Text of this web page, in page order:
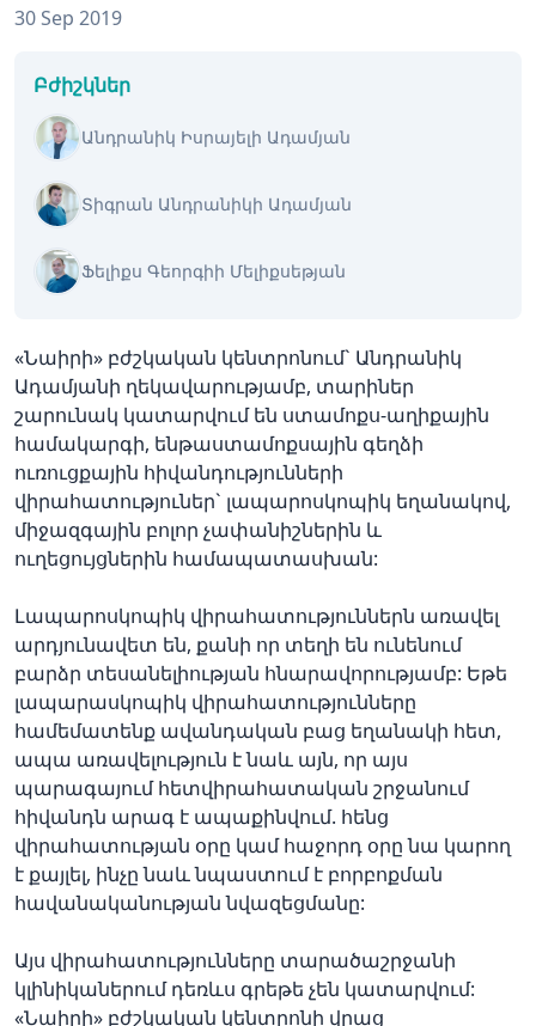
30 Sep 2019
Բժիշկներ
Անդրանիկ Իսրայելի Ադամյան
Տիգրան Անդրանիկի Ադամյան
Ֆելիքս Գեորգիի Մելիքսեթյան
«Նաիրի» բժշկական կենտրոնում` Անդրանիկ
Ադամյանի ղեկավարությամբ, տարիներ
շարունակ կատարվում են ստամոքս-աղիքային
համակարգի, ենթաստամոքսային գեղձի
ուռուցքային հիվանդությունների
վիրահատություներ` լապարոսկոպիկ եղանակով,
միջազգային բոլոր չափանիշներին և
ուղեցույցներին համապատասխան:
Լապարոսկոպիկ վիրահատություններն առավել
արդյունավետ են, քանի որ տեղի են ունենում
բարձր տեսանելիության հնարավորությամբ: Եթե
լապարասկոպիկ վիրահատությունները
համեմատենք ավանդական բաց եղանակի հետ,
ապա առավելություն է նաև այն, որ այս
պարագայում հետվիրահատական շրջանում
հիվանդն արագ է ապաքինվում. հենց
վիրահատության օրը կամ հաջորդ օրը նա կարող
է քայլել, ինչը նաև նպաստում է բորբոքման
հավանականության նվազեցմանը:
Այս վիրահատությունները տարածաշրջանի
կլինիկաներում դեռևս գրեթե չեն կատարվում:
«Նաիրի» բժշկական կենտրոնի վրաց